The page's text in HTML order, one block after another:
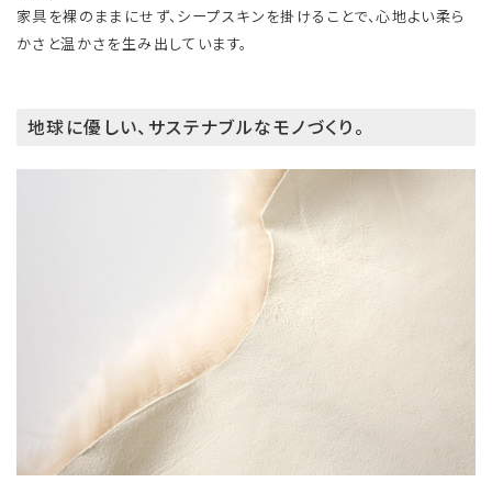
家具を裸のままにせず、シープスキンを掛けることで、心地よい柔ら
かさと温かさを生み出しています。
地球に優しい、サステナブルなモノづくり。